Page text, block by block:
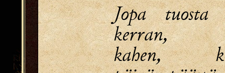
Jopa tuosta
kerran,
kahen,